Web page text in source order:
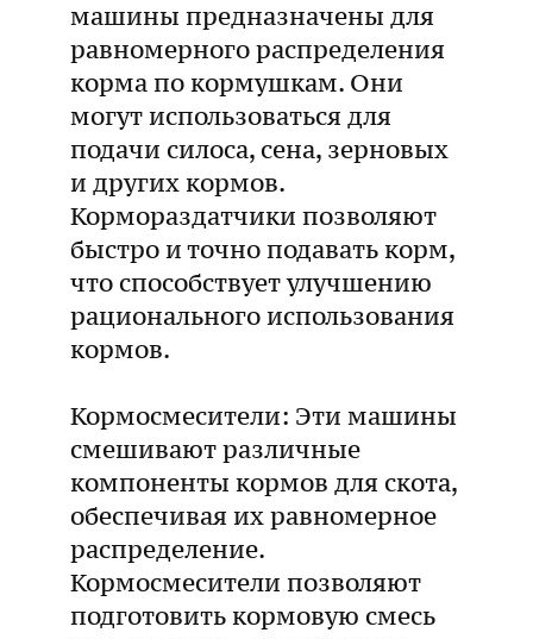
машины предназначены для
равномерного распределения
корма по кормушкам. Они
могут использоваться для
подачи силоса, сена, зерновых
и других кормов.
Кормораздатчики позволяют
быстро и точно подавать корм,
что способствует улучшению
рационального использования
кормов.
Кормосмесители: Эти машины
смешивают различные
компоненты кормов для скота,
обеспечивая их равномерное
распределение.
Кормосмесители позволяют
подготовить кормовую смесь